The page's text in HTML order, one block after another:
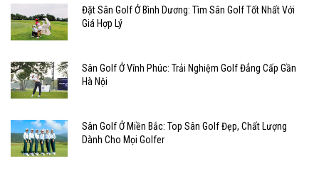
Đặt Sân Golf Ở Bình Dương: Tìm Sân Golf Tốt Nhất Với
Giá Hợp Lý
Sân Golf Ở Vĩnh Phúc: Trải Nghiệm Golf Đẳng Cấp Gần
Hà Nội
Sân Golf Ở Miền Bắc: Top Sân Golf Đẹp, Chất Lượng
Dành Cho Mọi Golfer